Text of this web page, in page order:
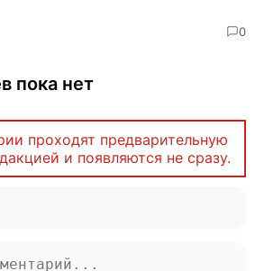
0
пока нет
проходят предварительную
и появляются не сразу.